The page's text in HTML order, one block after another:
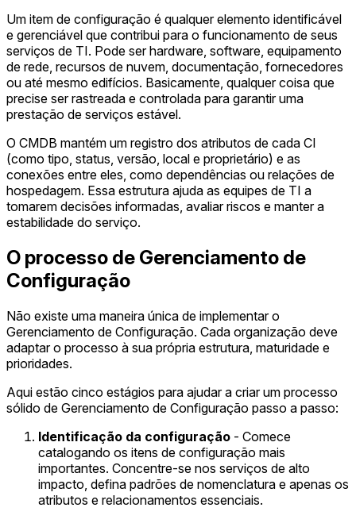
Um item de configuração é qualquer elemento identificável
e gerenciável que contribui para o funcionamento de seus
serviços de TI. Pode ser hardware, software, equipamento
de rede, recursos de nuvem, documentação, fornecedores
ou até mesmo edifícios. Basicamente, qualquer coisa que
precise ser rastreada e controlada para garantir uma
prestação de serviços estável.
O CMDB mantém um registro dos atributos de cada CI
(como tipo, status, versão, local e proprietário) e as
conexões entre eles, como dependências ou relações de
hospedagem. Essa estrutura ajuda as equipes de TI a
tomarem decisões informadas, avaliar riscos e manter a
estabilidade do serviço.
O processo de Gerenciamento de
Configuração
Não existe uma maneira única de implementar o
Gerenciamento de Configuração. Cada organização deve
adaptar o processo à sua própria estrutura, maturidade e
prioridades.
Aqui estão cinco estágios para ajudar a criar um processo
sólido de Gerenciamento de Configuração passo a passo:
Identificação da configuração - Comece
catalogando os itens de configuração mais
importantes. Concentre-se nos serviços de alto
impacto, defina padrões de nomenclatura e apenas os
atributos e relacionamentos essenciais.